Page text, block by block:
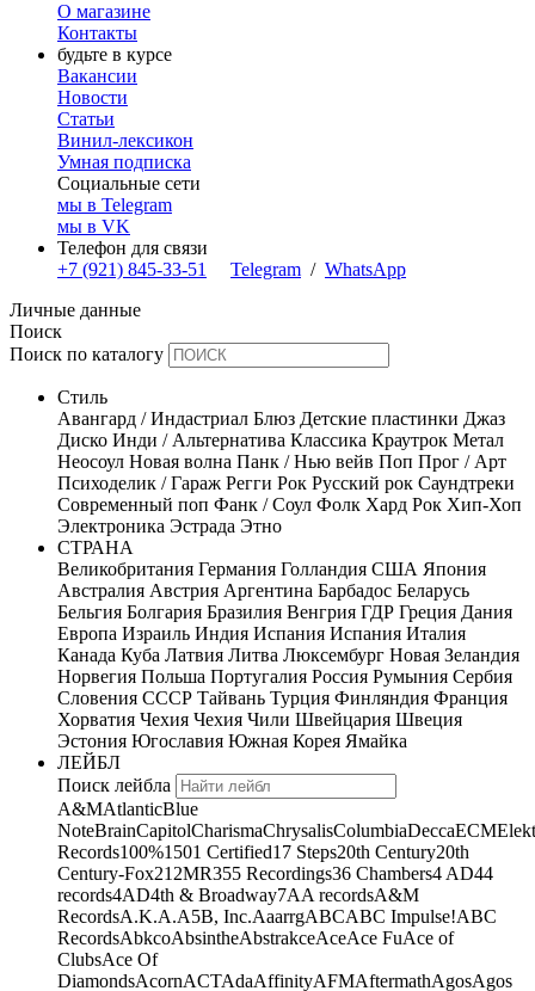
О магазине
Контакты
будьте в курсе
Вакансии
Новости
Статьи
Винил-лексикон
Умная подписка
Социальные сети
мы в Telegram
мы в VK
Телефон для связи
+7 (921) 845-33-51
Telegram / WhatsApp
Личные данные
Поиск
Поиск по каталогу
Стиль
Авангард / Индастриал Блюз Детские пластинки Джаз
Диско Инди / Альтернатива Классика Краутрок Метал
Неосоул Новая волна Панк / Нью вейв Поп Прог / Арт
Психоделик / Гараж Регги Рок Русский рок Саундтреки
Современный поп Фанк / Соул Фолк Хард Рок Хип-Хоп
Электроника Эстрада Этно
СТРАНА
Великобритания Германия Голландия США Япония
Австралия Австрия Аргентина Барбадос Беларусь
Бельгия Болгария Бразилия Венгрия ГДР Греция Дания
Европа Израиль Индия Испания Испания Италия
Канада Куба Латвия Литва Люксембург Новая Зеландия
Норвегия Польша Португалия Россия Румыния Сербия
Словения СССР Тайвань Турция Финляндия Франция
Хорватия Чехия Чехия Чили Швейцария Швеция
Эстония Югославия Южная Корея Ямайка
ЛЕЙБЛ
Поиск лейбла
A&MAtlanticBlue
NoteBrainCapitolCharismaChrysalisColumbiaDeccaECM
Records100%1501 Certified17 Steps20th Century20th
Century-Fox21 2MR355 Recordings36 Chambers4 AD44
records4AD4th & Broadway7AA recordsA&M
RecordsA.K.A.A5B, Inc.AaarrgABCABC Impulse!ABC
RecordsAbkcoAbsintheAbstrakceAceAce FuAce of
ClubsAce Of
DiamondsAcornACTAdaAffinityAFMAftermathAgosAgos